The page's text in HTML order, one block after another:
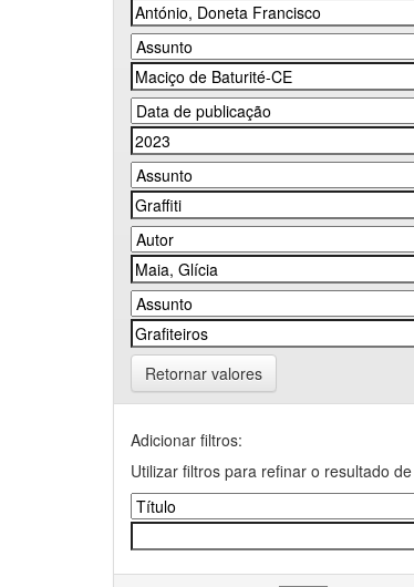
Retornar valores
Adicionar filtros:
Utilizar filtros para refinar o resultado